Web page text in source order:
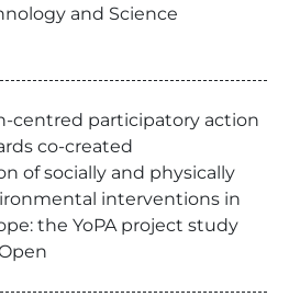
and Science
centred participatory action
co-created
of socially and physically
interventions in
the YoPA project study